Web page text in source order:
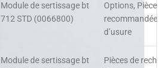
Module de sertissage bt
712 STD (0066800)
Options,
d’usure
Module de sertissage bt
Pièces de